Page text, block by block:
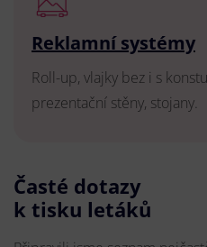
Reklamní systémy
Roll-up, vlajky bez i s
prezentační stěny, stojany.
Časté dotazy
k tisku letáků